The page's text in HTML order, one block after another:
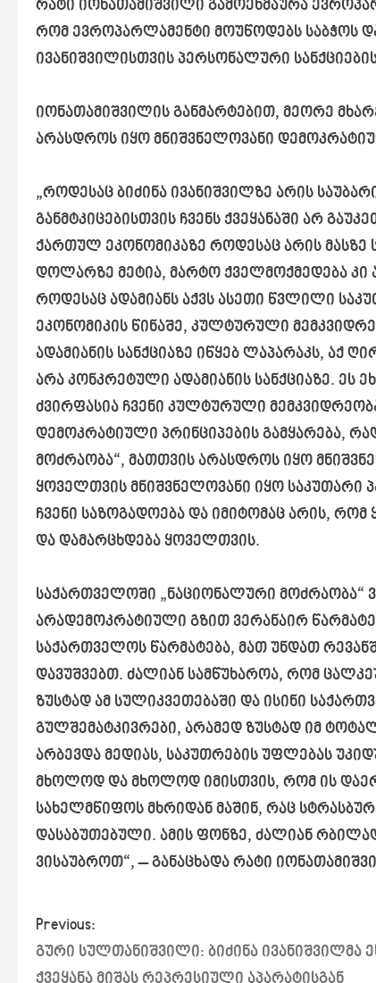
რატი იონათამიშვილი გამოეხმაურა
რომ ევროპარლამენტი მოუწოდებს საბჭოს
ივანიშვილისთვის პერსონალური
იონათამიშვილის განმარტებით, მეორე
არასდროს იყო მნიშვნელოვანი
„როდესაც ბიძინა ივანიშვილზე არის
განმტკიცებისთვის ჩვენს ქვეყანაში არ
ქართულ ეკონომიკაზე როდესაც არის
დოლარზე მეტია, მარტო ქველმოქმედება კი
როდესაც ადამიანს აქვს ასეთი წვლილი
ეკონომიკის წინაშე, კულტურული
ადამიანის სანქციაზე იწყებ ლაპარაკს, აქ
არა კონკრეტული ადამიანის სანქციაზე.
ძვირფასია ჩვენი კულტურული
დემოკრატიული პრინციპების გამყარება,
მოძრაობა“, მათთვის არასდროს იყო
ყოველთვის მნიშვნელოვანი იყო საკუთარი
ჩვენი საზოგადოება და იმიტომაც არის,
და დამარცხდება ყოველთვის.
საქართველოში „ნაციონალური მოძრაობა“
არადემოკრატიული გზით ვერანაირ
საქართველოს წარმატება, მათ უნდათ
დავუშვებთ. ძალიან სამწუხაროა, რომ
ზუსტად ამ სულიკვეთებაში და ისინი
გულშემატკივრები, არამედ ზუსტად იმ
არბევდა მედიას, საკუთრების უფლებას
მხოლოდ და მხოლოდ იმისთვის, რომ ის
სახელმწიფოს მხრიდან მაშინ, რაც
დასაბუთებული. ამის ფონზე, ძალიან
ვისაუბროთ“, – განაცხადა რატი
P
o
Previous:
გური სულთანიშვილი: ბიძინა ივანიშვილმა
ქვეყანა მიშას რეპრესიული აპარატისგან